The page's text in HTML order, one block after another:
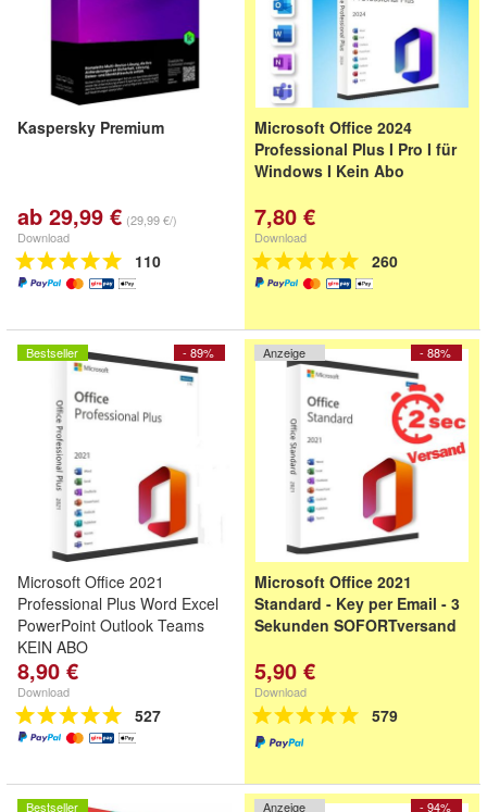
Kaspersky Premium
ab 29,99 € (29,99 €/)
Download
110
Microsoft Office 2024
Professional Plus I Pro I für
Windows I Kein Abo
7,80 €
Download
260
- 89%
Bestseller
Microsoft Office 2021
Professional Plus Word Excel
PowerPoint Outlook Teams
KEIN ABO
8,90 €
Download
527
- 88%
Anzeige
Microsoft Office 2021
Standard - Key per Email - 3
Sekunden SOFORTversand
5,90 €
Download
579
Bestseller - 94%
Anzeige